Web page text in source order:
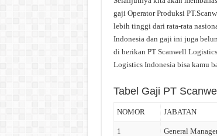
gaji Operator Produksi
lebih tinggi dari rata-rata
Indonesia dan gaji ini juga
di berikan PT Scanwell
Logistics Indonesia bisa kamu
Tabel Gaji PT
NOMOR JABATAN
1 General